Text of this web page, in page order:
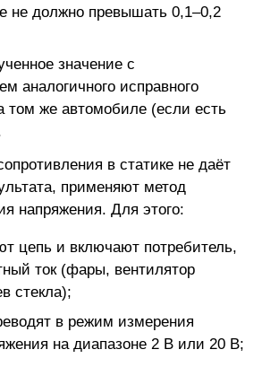
не должно превышать 0,1–0,2
значение с
аналогичного исправного
том же автомобиле (если есть
в статике не даёт
применяют метод
напряжения. Для этого:
цепь и включают потребитель,
ток (фары, вентилятор
стекла);
в режим измерения
на диапазоне 2 В или 20 В;